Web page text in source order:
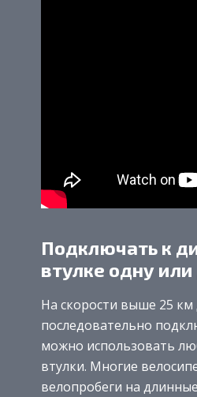
Подключать к
втулке одну
На скорости выше 25 км
последовательно
можно использовать
втулки. Многие
велопробеги на